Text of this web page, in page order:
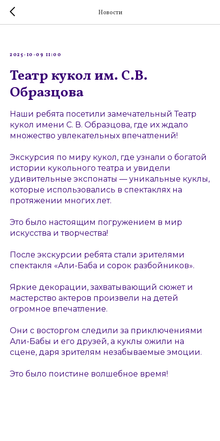
Новости
2025-10-09 11:00
Театр кукол им. С.В.
Образцова
Наши ребята посетили замечательный Театр
кукол имени С. В. Образцова, где их ждало
множество увлекательных впечатлений!
Экскурсия по миру кукол, где узнали о богатой
истории кукольного театра и увидели
удивительные экспонаты — уникальные куклы,
которые использовались в спектаклях на
протяжении многих лет.
Это было настоящим погружением в мир
искусства и творчества!
После экскурсии ребята стали зрителями
спектакля «Али-Баба и сорок разбойников».
Яркие декорации, захватывающий сюжет и
мастерство актеров произвели на детей
огромное впечатление.
Они с восторгом следили за приключениями
Али-Бабы и его друзей, а куклы ожили на
сцене, даря зрителям незабываемые эмоции.
Это было поистине волшебное время!